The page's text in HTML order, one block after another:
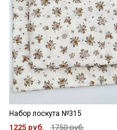
Набор лоскута №315
1225 руб. 1750 руб.